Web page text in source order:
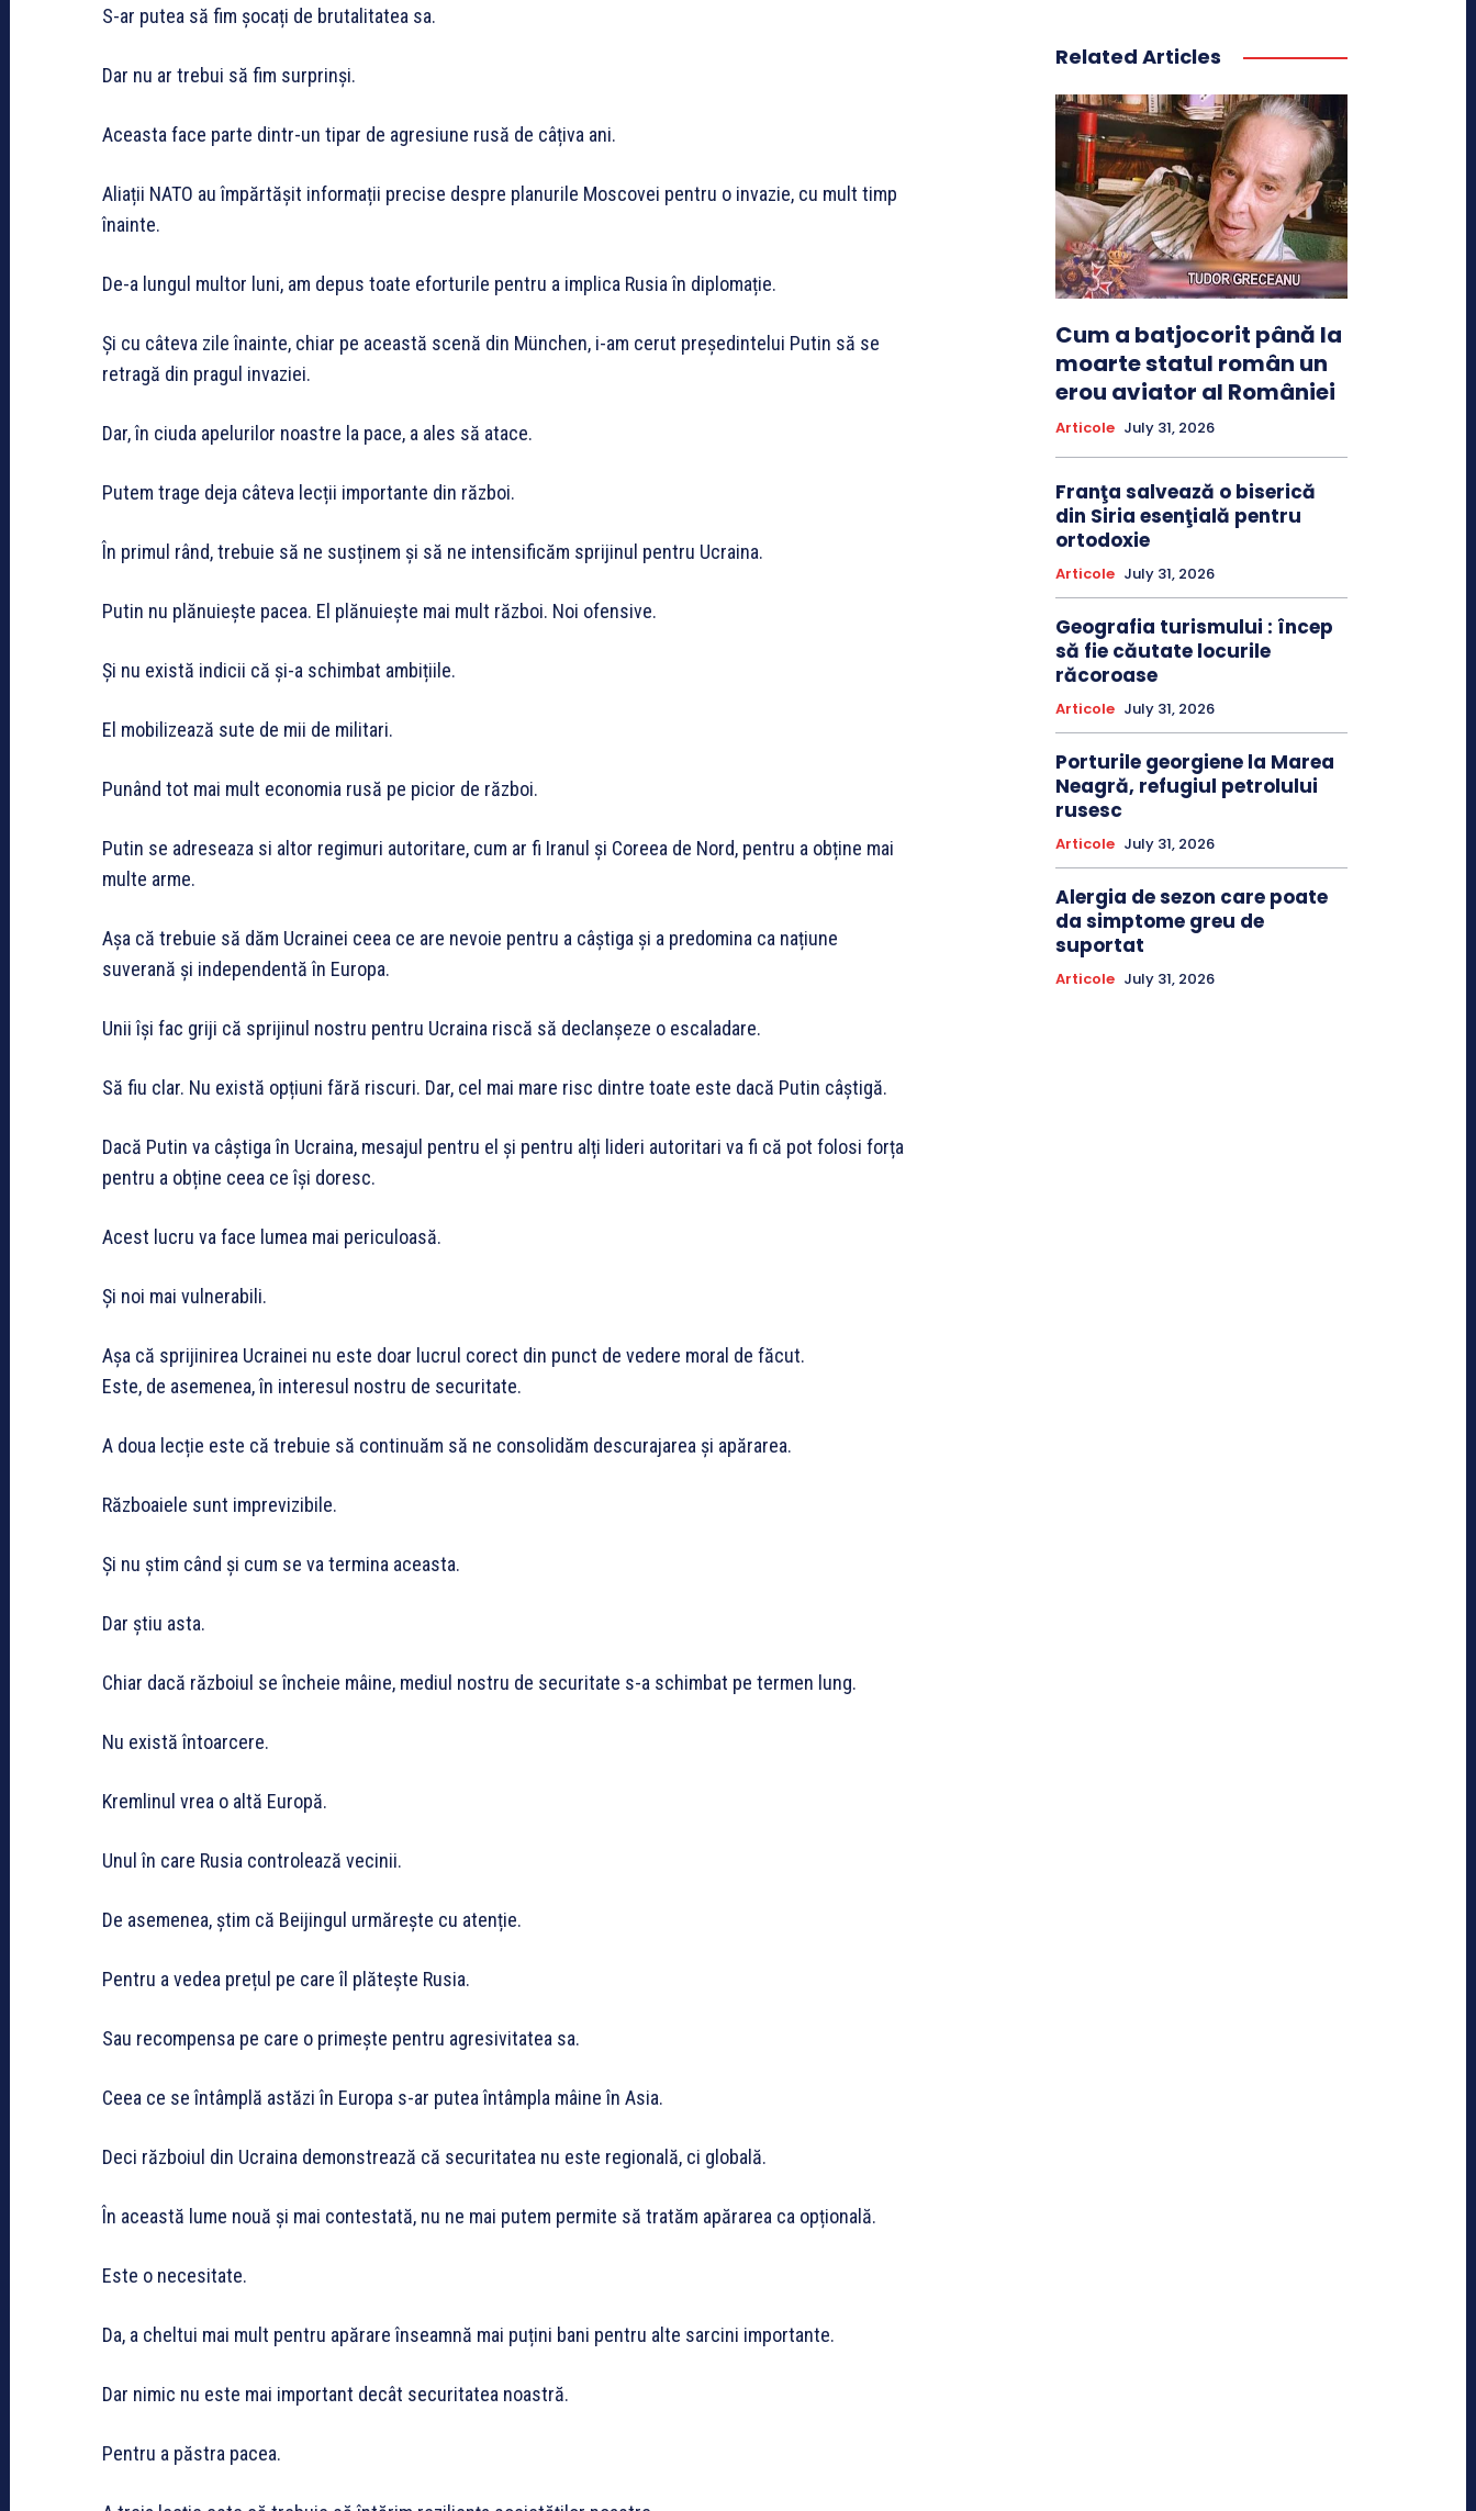
S-ar putea să fim șocați de brutalitatea sa.
Dar nu ar trebui să fim surprinși.
Aceasta face parte dintr-un tipar de agresiune rusă de câțiva ani.
Aliații NATO au împărtășit informații precise despre planurile Moscovei pentru o invazie, cu mult timp
înainte.
De-a lungul multor luni, am depus toate eforturile pentru a implica Rusia în diplomație.
Și cu câteva zile înainte, chiar pe această scenă din München, i-am cerut președintelui Putin să se
retragă din pragul invaziei.
Dar, în ciuda apelurilor noastre la pace, a ales să atace.
Putem trage deja câteva lecții importante din război.
În primul rând, trebuie să ne susținem și să ne intensificăm sprijinul pentru Ucraina.
Putin nu plănuiește pacea. El plănuiește mai mult război. Noi ofensive.
Și nu există indicii că și-a schimbat ambițiile.
El mobilizează sute de mii de militari.
Punând tot mai mult economia rusă pe picior de război.
Putin se adreseaza si altor regimuri autoritare, cum ar fi Iranul și Coreea de Nord, pentru a obține mai
multe arme.
Așa că trebuie să dăm Ucrainei ceea ce are nevoie pentru a câștiga și a predomina ca națiune
suverană și independentă în Europa.
Unii își fac griji că sprijinul nostru pentru Ucraina riscă să declanșeze o escaladare.
Să fiu clar. Nu există opțiuni fără riscuri. Dar, cel mai mare risc dintre toate este dacă Putin câștigă.
Dacă Putin va câștiga în Ucraina, mesajul pentru el și pentru alți lideri autoritari va fi că pot folosi forța
pentru a obține ceea ce își doresc.
Acest lucru va face lumea mai periculoasă.
Și noi mai vulnerabili.
Așa că sprijinirea Ucrainei nu este doar lucrul corect din punct de vedere moral de făcut.
Este, de asemenea, în interesul nostru de securitate.
A doua lecție este că trebuie să continuăm să ne consolidăm descurajarea și apărarea.
Războaiele sunt imprevizibile.
Și nu știm când și cum se va termina aceasta.
Dar știu asta.
Chiar dacă războiul se încheie mâine, mediul nostru de securitate s-a schimbat pe termen lung.
Nu există întoarcere.
Kremlinul vrea o altă Europă.
Unul în care Rusia controlează vecinii.
De asemenea, știm că Beijingul urmărește cu atenție.
Pentru a vedea prețul pe care îl plătește Rusia.
Sau recompensa pe care o primește pentru agresivitatea sa.
Ceea ce se întâmplă astăzi în Europa s-ar putea întâmpla mâine în Asia.
Deci războiul din Ucraina demonstrează că securitatea nu este regională, ci globală.
În această lume nouă și mai contestată, nu ne mai putem permite să tratăm apărarea ca opțională.
Este o necesitate.
Da, a cheltui mai mult pentru apărare înseamnă mai puțini bani pentru alte sarcini importante.
Dar nimic nu este mai important decât securitatea noastră.
Pentru a păstra pacea.
Related Articles
Cum a batjocorit până la
moarte statul român un
erou aviator al României
Articole July 31, 2026
Franţa salvează o biserică
din Siria esenţială pentru
ortodoxie
Articole July 31, 2026
Geografia turismului : încep
să fie căutate locurile
răcoroase
Articole July 31, 2026
Porturile georgiene la Marea
Neagră, refugiul petrolului
rusesc
Articole July 31, 2026
Alergia de sezon care poate
da simptome greu de
suportat
Articole July 31, 2026